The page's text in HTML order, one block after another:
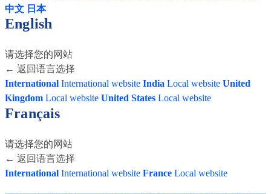
中文 日本
English
请选择您的网站
← 返回语言选择
International International website India Local website United
Kingdom Local website United States Local website
Français
请选择您的网站
← 返回语言选择
International International website France Local website